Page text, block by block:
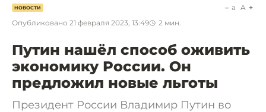
НОВОСТИ
Опубликовано 21 февраля 2023, 13:49 2 мин.
a A
Путин нашёл способ оживить
экономику России. Он
предложил новые льготы
Президент России Владимир Путин во